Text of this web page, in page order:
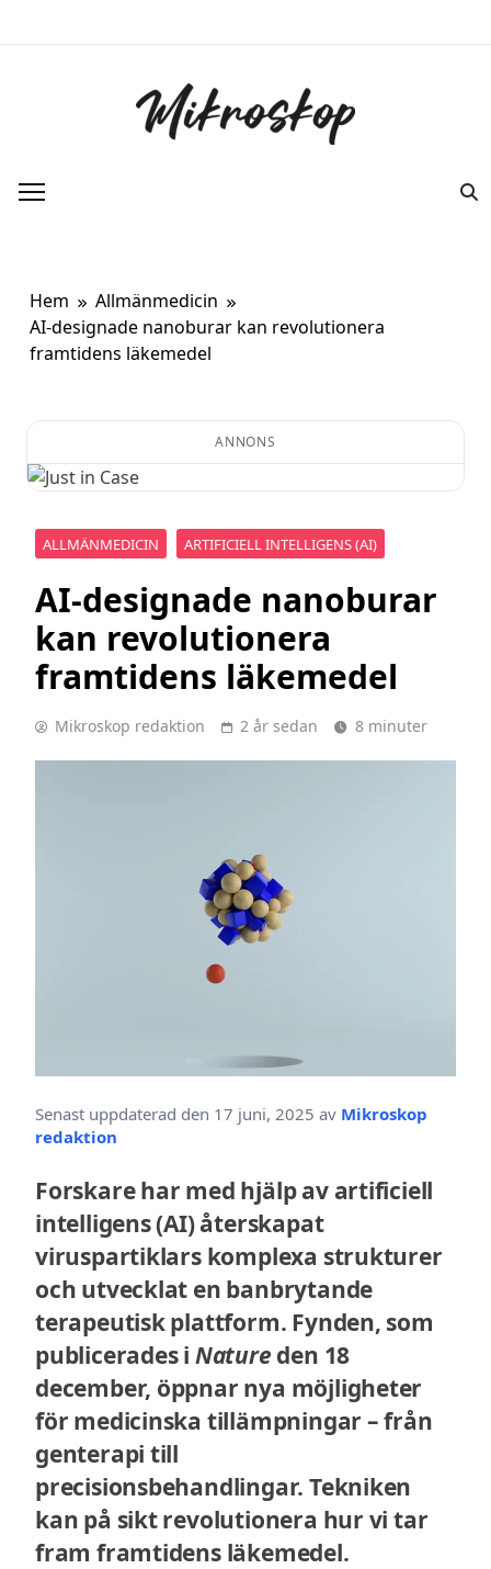
Hem
Allmänmedicin
AI-designade nanoburar kan revolutionera
framtidens läkemedel
ANNONS
ALLMÄNMEDICIN ARTIFICIELL INTELLIGENS (AI)
AI-designade nanoburar
kan revolutionera
framtidens läkemedel
Mikroskop redaktion 2 år sedan 8 minuter
Senast uppdaterad den 17 juni, 2025 av Mikroskop
redaktion
Forskare har med hjälp av artificiell
intelligens (AI) återskapat
viruspartiklars komplexa strukturer
och utvecklat en banbrytande
terapeutisk plattform. Fynden, som
publicerades i Natureden 18
december, öppnar nya möjligheter
för medicinska tillämpningar – från
genterapi till
precisionsbehandlingar. Tekniken
kan på sikt revolutionera hur vi tar
fram framtidens läkemedel.